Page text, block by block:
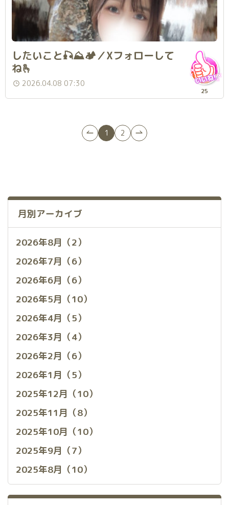
したいこと🎣⛰️🏕️／Xフォローして
ね🫰
2026.04.08 07:30
25
1 2
月別アーカイブ
2026年8月（2）
2026年7月（6）
2026年6月（6）
2026年5月（10）
2026年4月（5）
2026年3月（4）
2026年2月（6）
2026年1月（5）
2025年12月（10）
2025年11月（8）
2025年10月（10）
2025年9月（7）
2025年8月（10）